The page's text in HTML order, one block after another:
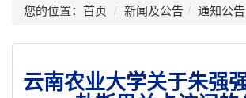
您的位置： 首页 新闻及公告 通知公告
云南农业大学关于朱强